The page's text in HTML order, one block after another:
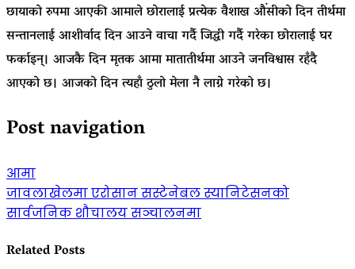
छायाको रुपमा आएकी आमाले छोरालाई प्रत्येक वैशाख औंसीको दिन तीर्थमा
सन्तानलाई आशीर्वाद दिन आउने वाचा गर्दै जिद्धी गर्दै गरेका छोरालाई घर
फर्काइन्। आजकै दिन मृतक आमा मातातीर्थमा आउने जनविश्वास रहँदै
आएको छ। आजको दिन त्यहाँ ठुलो मेला नै लाग्ने गरेको छ।
Post navigation
आमा
जावलाखेलमा एरोसान सस्टेनेबल स्यानिटेसनको
सार्वजनिक शौचालय सञ्चालनमा
Related Posts